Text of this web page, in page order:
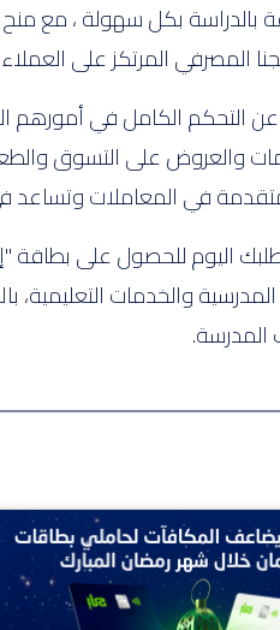
المصرفي المرتكز على
التحكم الكامل في أمورهم
والعروض على التسوق
في المعاملات وتساعد
اليوم للحصول على بطاقة
والخدمات